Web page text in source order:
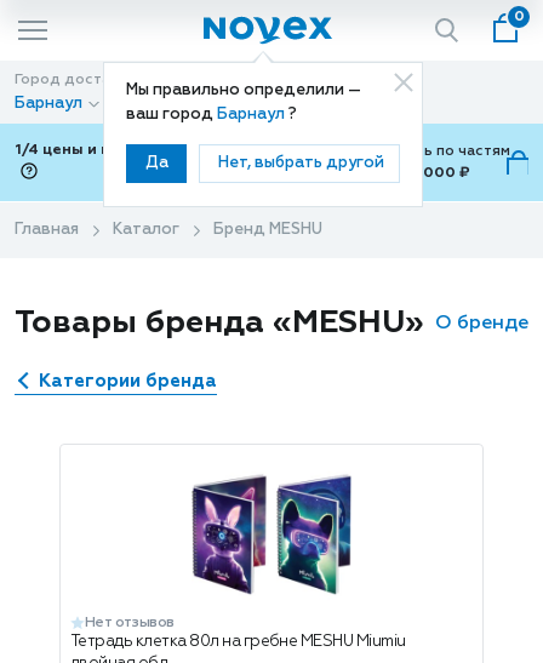
Мы правильно определили —
ваш город Барнаул ?
Да Нет, выбрать другой
0
Город доставки
Барнаул
Способ доставки
Доставка
1/4 цены и покупки ваши с Подели
Можно оплатить по частям
от 700 ₽ до 15,000 ₽
Главная Каталог Бренд MESHU
Товары бренда «MESHU» О бренде
Категории бренда
Нет отзывов
Тетрадь клетка 80л на гребне MESHU Miumiu